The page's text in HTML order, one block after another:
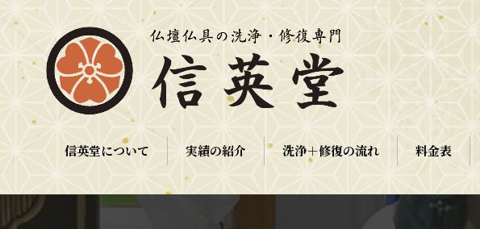
信英堂について 実績の紹介 洗浄＋修復の流れ 料金表